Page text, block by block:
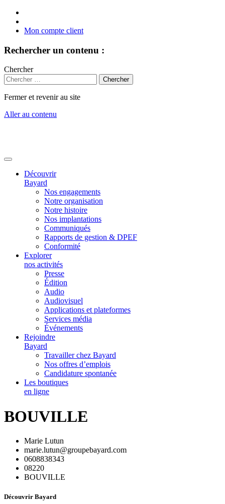
Mon compte client
Rechercher un contenu :
Chercher
Fermer et revenir au site
Aller au contenu
Découvrir
Bayard
Nos engagements
Notre organisation
Notre histoire
Nos implantations
Communiqués
Rapports de gestion & DPEF
Conformité
Explorer
nos activités
Presse
Édition
Audio
Audiovisuel
Applications et plateformes
Services média
Événements
Rejoindre
Bayard
Travailler chez Bayard
Nos offres d’emplois
Candidature spontanée
Les boutiques
en ligne
BOUVILLE
Marie Lutun
marie.lutun@groupebayard.com
0608838343
08220
BOUVILLE
Découvrir Bayard